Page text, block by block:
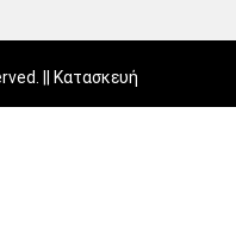
|| Κατασκευή